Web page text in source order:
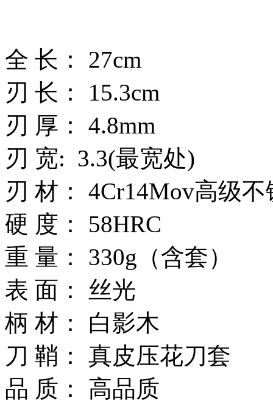
全 长： 27cm
刃 长： 15.3cm
刃 厚： 4.8mm
刃 宽: 3.3(最宽处)
刃 材： 4Cr14Mov高级不
硬 度： 58HRC
重 量： 330g（含套）
表 面： 丝光
柄 材： 白影木
刀 鞘： 真皮压花刀套
品 质： 高品质